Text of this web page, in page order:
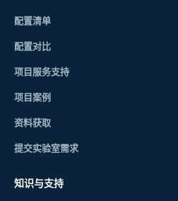
配置清单
配置对比
项目服务支持
项目案例
资料获取
提交实验室需求
知识与支持